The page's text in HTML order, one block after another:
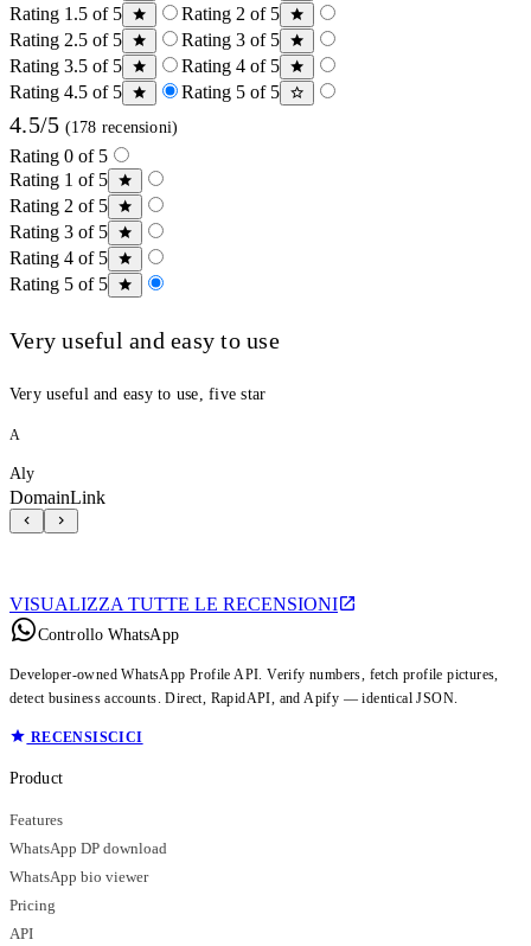
Rating 1.5 of 5
Rating 2 of 5
Rating 2.5 of 5
Rating 3 of 5
Rating 3.5 of 5
Rating 4 of 5
Rating 4.5 of 5
Rating 5 of 5
4.5/5 (178 recensioni)
Rating 0 of 5
Rating 1 of 5
Rating 2 of 5
Rating 3 of 5
Rating 4 of 5
Rating 5 of 5
Very useful and easy to use
Very useful and easy to use, five star
A
Aly
DomainLink
VISUALIZZA TUTTE LE RECENSIONI
Controllo WhatsApp
Developer-owned WhatsApp Profile API. Verify numbers, fetch profile pictures,
detect business accounts. Direct, RapidAPI, and Apify — identical JSON.
RECENSISCICI
Product
Features
WhatsApp DP download
WhatsApp bio viewer
Pricing
API